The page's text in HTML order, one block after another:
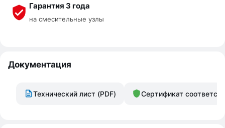
Гарантия 3 года
на смесительные узлы
Документация
Технический лист (PDF) Сертификат